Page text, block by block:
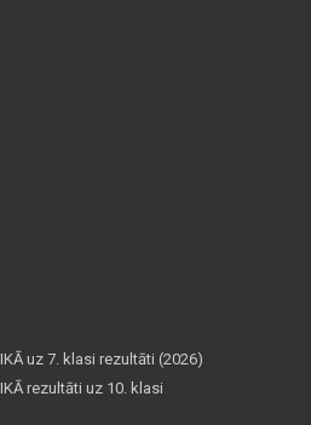
uz 7. klasi rezultāti (2026)
rezultāti uz 10. klasi